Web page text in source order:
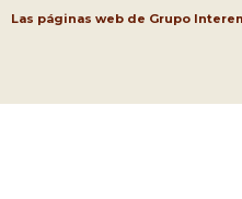
Las páginas web de Grupo